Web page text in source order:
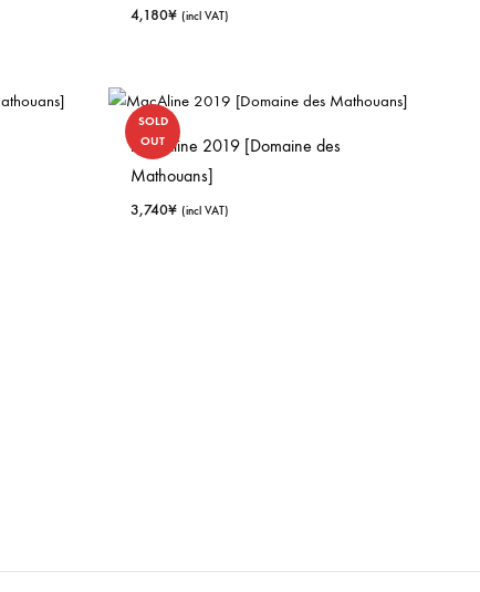
4,180¥ (incl VAT)
SOLD
OUT
MacAline 2019 [Domaine des
Mathouans]
3,740¥ (incl VAT)